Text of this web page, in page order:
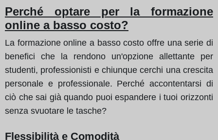
Perché optare per la formazione
online a basso costo?
La formazione online a basso costo offre una serie di
benefici che la rendono un'opzione allettante per
studenti, professionisti e chiunque cerchi una crescita
personale e professionale. Perché accontentarsi di
ciò che sai già quando puoi espandere i tuoi orizzonti
senza svuotare le tasche?
Flessibilità e Comodità